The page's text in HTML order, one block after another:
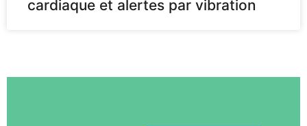
cardiaque et alertes par vibration